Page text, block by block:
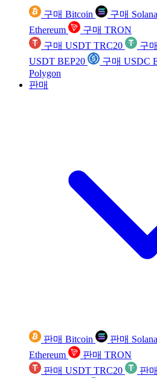
구매 Bitcoin 구매 Solana
Ethereum
구매 TRON
구매 USDT TRC20
구
USDT BEP20
구매 USDC
Polygon
판매
판매 Bitcoin 판매 Solana
Ethereum
판매 TRON
판매 USDT TRC20
판